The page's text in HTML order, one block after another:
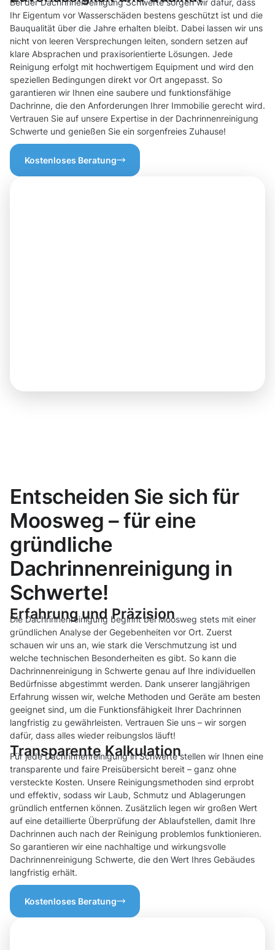
Bei der Dachrinnenreinigung Schwerte sorgen wir dafür, dass
Ihr Eigentum vor Wasserschäden bestens geschützt ist und die
Bauqualität über die Jahre erhalten bleibt. Dabei lassen wir uns
nicht von leeren Versprechungen leiten, sondern setzen auf
klare Absprachen und praxisorientierte Lösungen. Jede
Reinigung erfolgt mit hochwertigem Equipment und wird den
speziellen Bedingungen direkt vor Ort angepasst. So
garantieren wir Ihnen eine saubere und funktionsfähige
Dachrinne, die den Anforderungen Ihrer Immobilie gerecht wird.
Vertrauen Sie auf unsere Expertise in der Dachrinnenreinigung
Schwerte und genießen Sie ein sorgenfreies Zuhause!
Kostenloses Beratung
Entscheiden Sie sich für
Moosweg – für eine
gründliche
Dachrinnenreinigung in
Schwerte!
Erfahrung und Präzision
Die Dachrinnenreinigung beginnt bei Moosweg stets mit einer
gründlichen Analyse der Gegebenheiten vor Ort. Zuerst
schauen wir uns an, wie stark die Verschmutzung ist und
welche technischen Besonderheiten es gibt. So kann die
Dachrinnenreinigung in Schwerte genau auf Ihre individuellen
Bedürfnisse abgestimmt werden. Dank unserer langjährigen
Erfahrung wissen wir, welche Methoden und Geräte am besten
geeignet sind, um die Funktionsfähigkeit Ihrer Dachrinnen
langfristig zu gewährleisten. Vertrauen Sie uns – wir sorgen
dafür, dass alles wieder reibungslos läuft!
Transparente Kalkulation
Für jede Dachrinnenreinigung in Schwerte stellen wir Ihnen eine
transparente und faire Preisübersicht bereit – ganz ohne
versteckte Kosten. Unsere Reinigungsmethoden sind erprobt
und effektiv, sodass wir Laub, Schmutz und Ablagerungen
gründlich entfernen können. Zusätzlich legen wir großen Wert
auf eine detaillierte Überprüfung der Ablaufstellen, damit Ihre
Dachrinnen auch nach der Reinigung problemlos funktionieren.
So garantieren wir eine nachhaltige und wirkungsvolle
Dachrinnenreinigung Schwerte, die den Wert Ihres Gebäudes
langfristig erhält.
Kostenloses Beratung